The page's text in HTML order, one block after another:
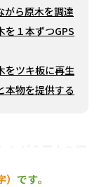
がら原木を調達
を１本ずつGPS
をツキ板に再生
本物を提供する
がら原木を調
です。